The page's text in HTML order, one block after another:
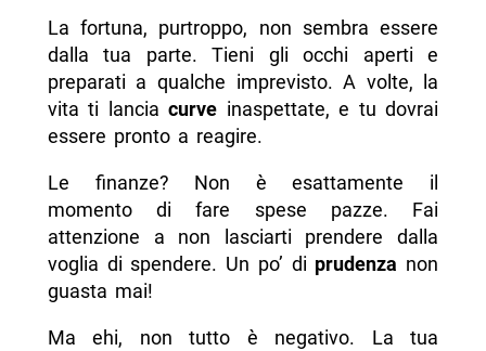
La fortuna, purtroppo, non sembra essere
dalla tua parte. Tieni gli occhi aperti e
preparati a qualche imprevisto. A volte, la
vita ti lanciacurve inaspettate, e tu dovrai
essere pronto a reagire.
Le finanze? Non è esattamente il
momento di fare spese pazze. Fai
attenzione a non lasciarti prendere dalla
voglia di spendere. Un po’ di prudenza non
guasta mai!
Ma ehi, non tutto è negativo. La tua